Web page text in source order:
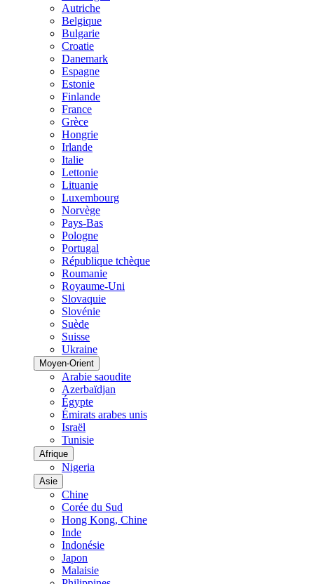
Autriche
Belgique
Bulgarie
Croatie
Danemark
Espagne
Estonie
Finlande
France
Grèce
Hongrie
Irlande
Italie
Lettonie
Lituanie
Luxembourg
Norvège
Pays-Bas
Pologne
Portugal
République tchèque
Roumanie
Royaume-Uni
Slovaquie
Slovénie
Suède
Suisse
Ukraine
Moyen-Orient
Arabie saoudite
Azerbaïdjan
Égypte
Émirats arabes unis
Israël
Tunisie
Afrique
Nigeria
Asie
Chine
Corée du Sud
Hong Kong, Chine
Inde
Indonésie
Japon
Malaisie